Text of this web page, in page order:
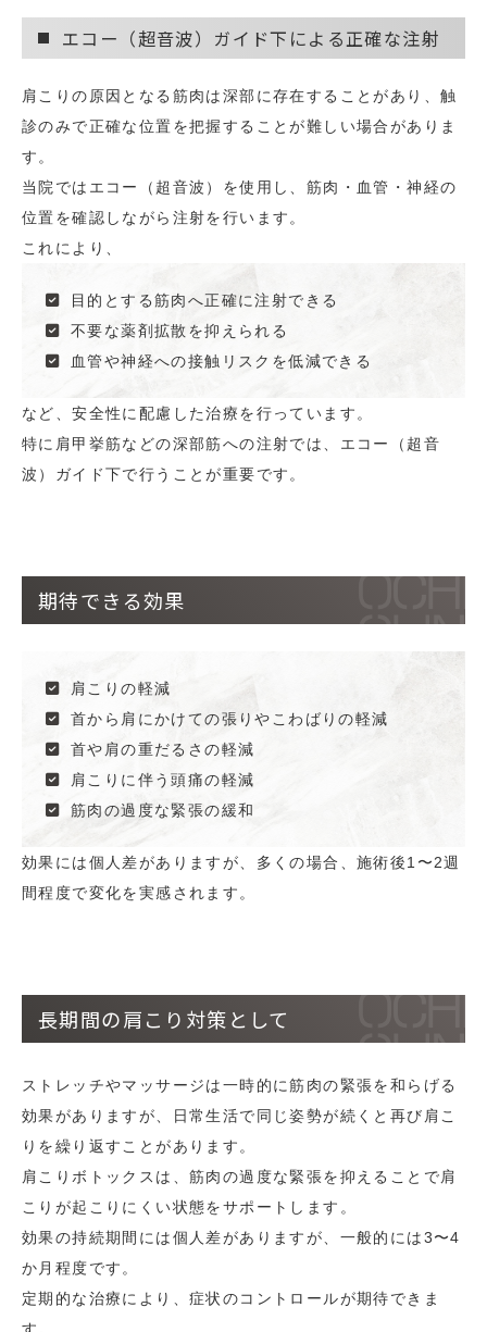
エコー（超音波）ガイド下による正確な注射
肩こりの原因となる筋肉は深部に存在することがあり、触
診のみで正確な位置を把握することが難しい場合がありま
す。
当院ではエコー（超音波）を使用し、筋肉・血管・神経の
位置を確認しながら注射を行います。
これにより、
目的とする筋肉へ正確に注射できる
不要な薬剤拡散を抑えられる
血管や神経への接触リスクを低減できる
など、安全性に配慮した治療を行っています。
特に肩甲挙筋などの深部筋への注射では、エコー（超音
波）ガイド下で行うことが重要です。
期待できる効果
肩こりの軽減
首から肩にかけての張りやこわばりの軽減
首や肩の重だるさの軽減
肩こりに伴う頭痛の軽減
筋肉の過度な緊張の緩和
効果には個人差がありますが、多くの場合、施術後1〜2週
間程度で変化を実感されます。
長期間の肩こり対策として
ストレッチやマッサージは一時的に筋肉の緊張を和らげる
効果がありますが、日常生活で同じ姿勢が続くと再び肩こ
りを繰り返すことがあります。
肩こりボトックスは、筋肉の過度な緊張を抑えることで肩
こりが起こりにくい状態をサポートします。
効果の持続期間には個人差がありますが、一般的には3〜4
か月程度です。
定期的な治療により、症状のコントロールが期待できま